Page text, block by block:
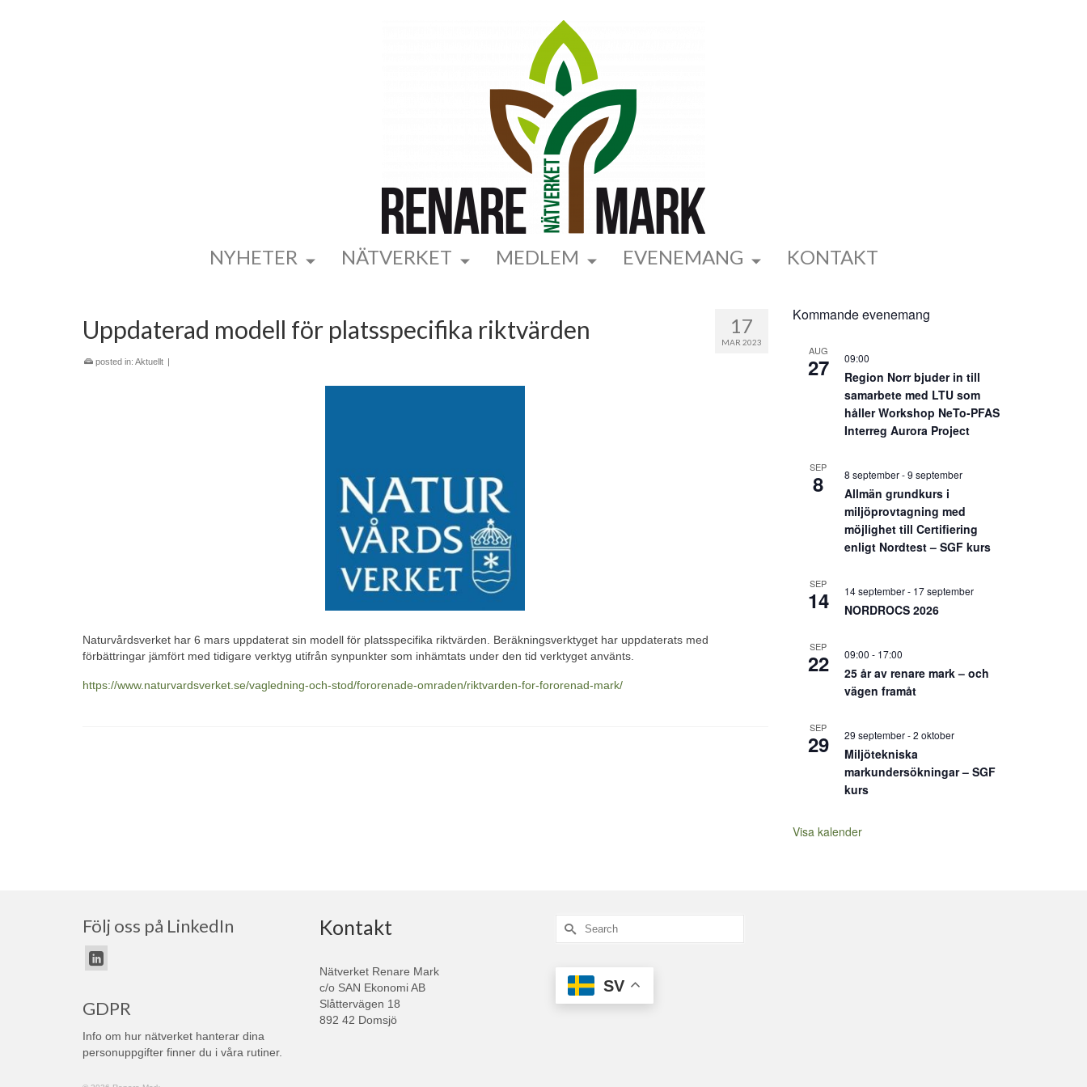
NYHETER NÄTVERKET MEDLEM EVENEMANG KONTAKT
17
MAR 2023
Uppdaterad modell för platsspecifika riktvärden
posted in: Aktuellt |
Naturvårdsverket har 6 mars uppdaterat sin modell för platsspecifika riktvärden. Beräkningsverktyget har uppdaterats med
förbättringar jämfört med tidigare verktyg utifrån synpunkter som inhämtats under den tid verktyget använts.
https://www.naturvardsverket.se/vagledning-och-stod/fororenade-omraden/riktvarden-for-fororenad-mark/
Kommande evenemang
AUG
27 09:00
Region Norr bjuder in till
samarbete med LTU som
håller Workshop NeTo-PFAS
Interreg Aurora Project
SEP
8 8 september-9 september
Allmän grundkurs i
miljöprovtagning med
möjlighet till Certifiering
enligt Nordtest – SGF kurs
SEP
14 14 september- 17 september
NORDROCS 2026
SEP
22 09:00 - 17:00
25 år av renare mark – och
vägen framåt
SEP
29 29 september-2 oktober
Miljötekniska
markundersökningar – SGF
kurs
Visa kalender
Följ oss på LinkedIn
GDPR
Info om hur nätverket hanterar dina
personuppgifter finner du i våra rutiner.
Kontakt
Nätverket Renare Mark
c/o SAN Ekonomi AB
Slåttervägen 18
892 42 Domsjö
Search
for:
SV